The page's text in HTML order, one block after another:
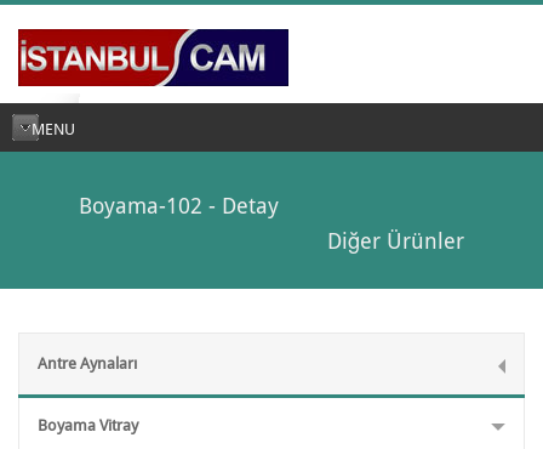
MENU
Boyama-102 - Detay
Diğer Ürünler
Antre Aynaları
Boyama Vitray